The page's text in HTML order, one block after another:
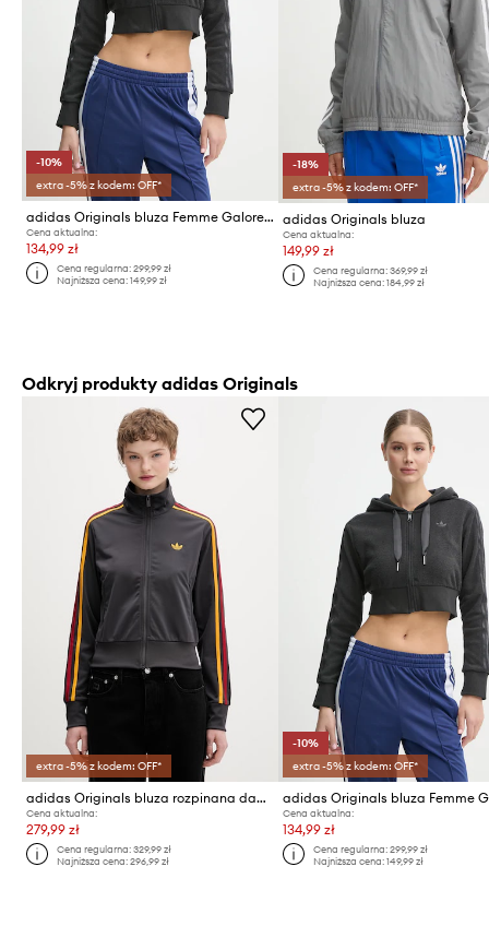
-10%
extra -5% z kodem: OFF*
adidas Originals bluza Femme Galore Short Fulzip Hoodie
Cena aktualna:
134,99 zł
Cena regularna:299,99 zł
Najniższa cena:149,99 zł
-18%
extra -5% z kodem: OFF*
adidas Originals bluza
Cena aktualna:
149,99 zł
Cena regularna: 369,99 zł
Najniższa cena: 184,99 zł
Odkryj produkty adidas Originals
extra -5% z kodem: OFF*
adidas Originals bluza rozpinana damska
Cena aktualna:
279,99 zł
Cena regularna:329,99 zł
Najniższa cena:296,99 zł
-10%
extra -5% z kodem: OFF*
Cena aktualna:
134,99 zł
Cena regularna: 299,99 zł
Najniższa cena: 149,99 zł